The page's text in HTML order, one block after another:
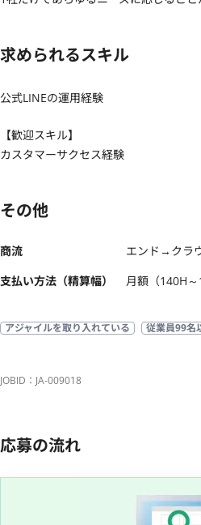
求められるスキル
公式LINEの運用経験
【歓迎スキル】
カスタマーサクセス経験
その他
商流
エンド→クラ
支払い方法（精算幅）
月額（140H～
アジャイルを取り入れている 従業員99名
JOBID：JA-009018
応募の流れ